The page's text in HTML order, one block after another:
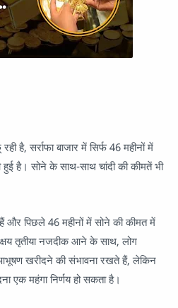
है, सर्राफा बाजार में सिर्फ 46 महीनों में
हुई है। सोने के साथ-साथ चांदी की कीमतें भी
और पिछले 46 महीनों में सोने की कीमत में
तृतीया नजदीक आने के साथ, लोग
खरीदने की संभावना रखते हैं, लेकिन
एक महंगा निर्णय हो सकता है।